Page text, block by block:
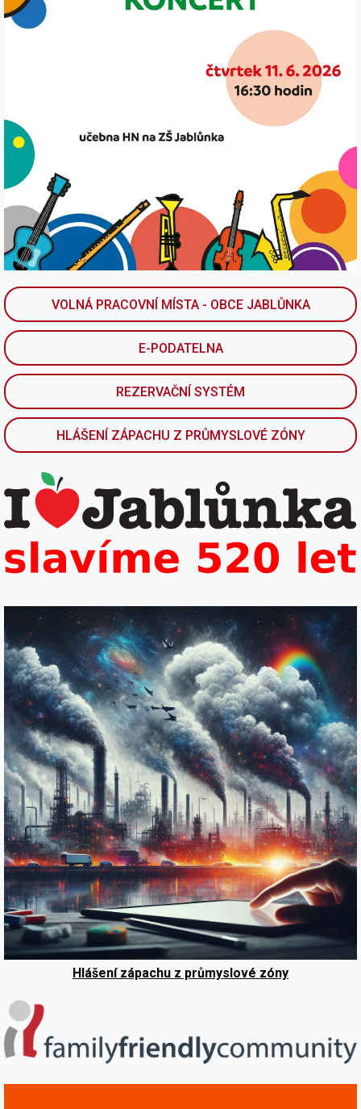
VOLNÁ PRACOVNÍ MÍSTA - OBCE JABLŮNKA
E-PODATELNA
REZERVAČNÍ SYSTÉM
HLÁŠENÍ ZÁPACHU Z PRŮMYSLOVÉ ZÓNY
Hlášení zápachu z průmyslové zóny